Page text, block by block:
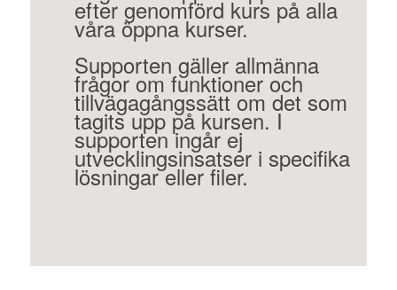
efter genomförd kurs på alla
våra öppna kurser.
Supporten gäller allmänna
frågor om funktioner och
tillvägagångssätt om det som
tagits upp på kursen. I
supporten ingår ej
utvecklingsinsatser i specifika
lösningar eller filer.